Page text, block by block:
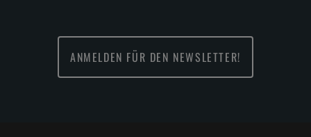
ANMELDEN FÜR DEN NEWSLETTER!